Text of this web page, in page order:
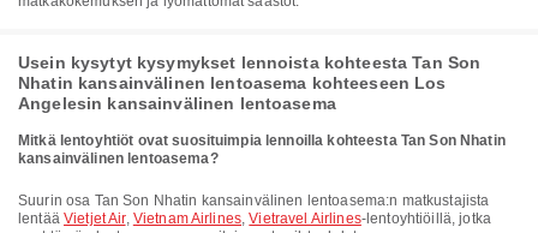
Usein kysytyt kysymykset lennoista kohteesta Tan Son
Nhatin kansainvälinen lentoasema kohteeseen Los
Angelesin kansainvälinen lentoasema
Mitkä lentoyhtiöt ovat suosituimpia lennoilla kohteesta Tan Son Nhatin
kansainvälinen lentoasema?
Suurin osa Tan Son Nhatin kansainvälinen lentoasema:n matkustajista
lentää Vietjet Air, Vietnam Airlines,Vietravel Airlines-lentoyhtiöillä, jotka